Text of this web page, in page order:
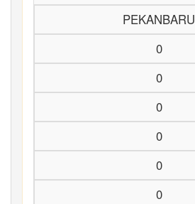
PEKANBARU
0
0
0
0
0
0